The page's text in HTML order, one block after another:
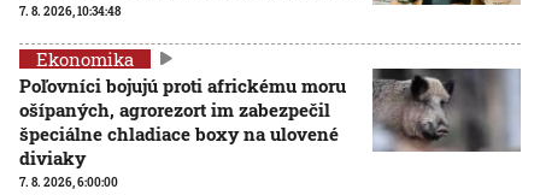
7. 8. 2026, 10:34:48
Ekonomika
Poľovníci bojujú proti africkému moru
ošípaných, agrorezort im zabezpečil
špeciálne chladiace boxy na ulovené
diviaky
7. 8. 2026, 6:00:00